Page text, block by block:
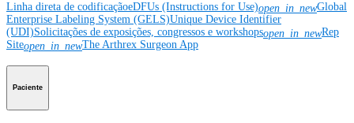
Linha direta de codificaçãoeDFUs (Instructions for Use)open_in_newGlobal
Enterprise Labeling System (GELS)Unique Device Identifier
(UDI)Solicitações de exposições, congressos e workshopsopen_in_newRep
Siteopen_in_newThe Arthrex Surgeon App
Paciente